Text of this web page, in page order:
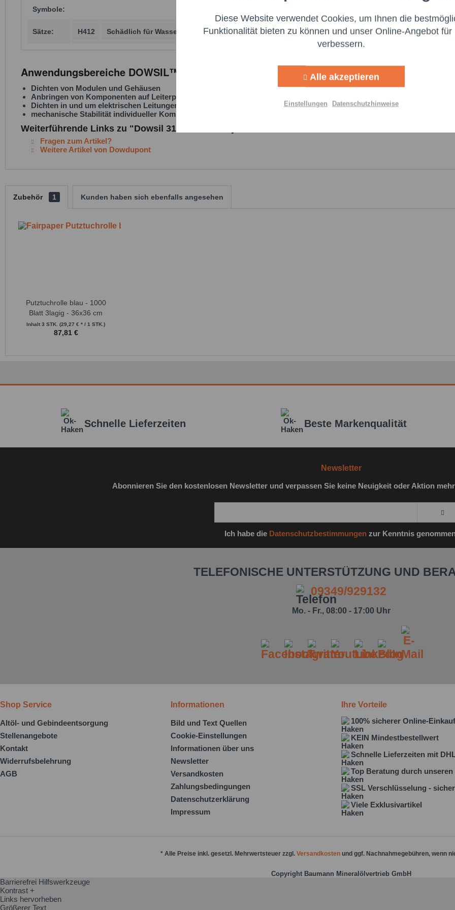
Symbole:
Sätze: H412 Schädlich für Wasserorganismen, mit langfristiger Wirkung.
Anwendungsbereiche DOWSIL™ 3145 RTV MIL-A-46146
Dichten von Modulen und Gehäusen
Anbringen von Komponenten auf Leiterplatten
Dichten in und um elektrischen Leitungen
mechanische Stabilität individueller Komponenten erhöhen
Weiterführende Links zu "Dowsil 3145 RTV - Grey - 90 ml Tube"
Fragen zum Artikel?
Weitere Artikel von Dowdupont
Zubehör 1 Kunden haben sich ebenfalls angesehen
Putztuchrolle blau - 1000
Blatt 3lagig - 36x36 cm
Inhalt 3 STK. (29,27 € * / 1 STK.)
87,81 €
Schnelle Lieferzeiten Beste Markenqualität
Newsletter
Abonnieren Sie den kostenlosen Newsletter und verpassen Sie keine Neuigkeit oder Aktion
Ich habe die Datenschutzbestimmungen zur Kenntnis
TELEFONISCHE UNTERSTÜTZUNG UND
09349/929132
Mo. - Fr., 08:00 - 17:00 Uhr
Shop Service
Altöl- und Gebindeentsorgung
Stellenangebote
Kontakt
Widerrufsbelehrung
AGB
Informationen
Bild und Text Quellen
Cookie-Einstellungen
Informationen über uns
Newsletter
Versandkosten
Zahlungsbedingungen
Datenschutzerklärung
Impressum
Ihre Vorteile
100% sicherer Online-Einkauf
KEIN Mindestbestellwert
Schnelle Lieferzeiten mit
Top Beratung durch unseren
SSL Verschlüsselung -
Viele Exklusivartikel
* Alle Preise inkl. gesetzl. Mehrwertsteuer zzgl. Versandkosten und ggf. Nachnahmegebühren, wenn
Copyright Baumann Mineralölvertrieb GmbH
Marketing Aktiv
Diese Website verwendet Cookies, um Ihnen die
Funktionalität bieten zu können und unser Online-Angebot für
verbessern.
Alle akzeptieren
Einstellungen Datenschutzhinweise
Barrierefrei Hilfswerkzeuge
Kontrast +
Links hervorheben
Größerer Text